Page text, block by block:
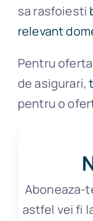
sa rasfoiesti
relevant
Pentru
de asigurari,
pentru o
Aboneaza-
astfel vei fi